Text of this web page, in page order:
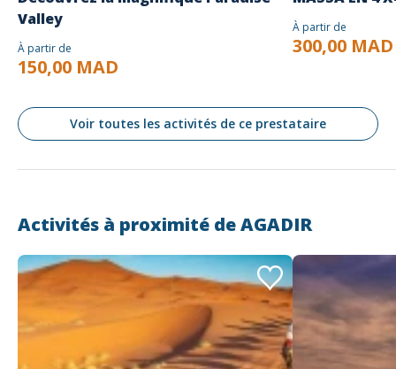
Valley
À partir de
150,00 MAD
À partir de
300,00 MAD
Voir toutes les activités de ce prestataire
Activités à proximité deAGADIR